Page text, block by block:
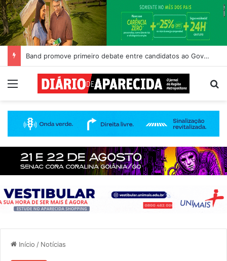
Band promove primeiro debate entre candidatos ao Governo de Goiás
Menu
Início / Notícias